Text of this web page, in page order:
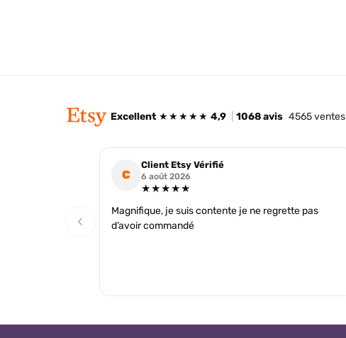
Excellent ★★★★★ 4,9 1068 avis 4565 ventes
‹
C
Client Etsy Vérifié
6 août 2026
★★★★★
Magnifique, je suis contente je ne regrette pas
d’avoir commandé